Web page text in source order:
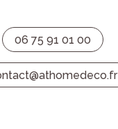
06 75 91 01 00